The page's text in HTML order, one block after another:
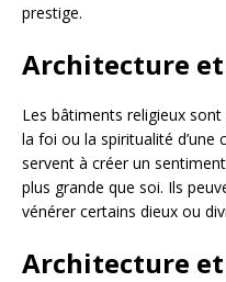
prestige.
Architecture
Les bâtiments religieux
la foi ou la spiritualité d’une
servent à créer un
plus grande que soi. Ils
vénérer certains dieux ou
Architecture